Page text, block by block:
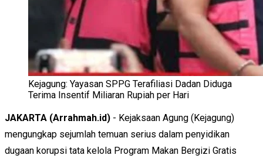
Kejagung: Yayasan SPPG Terafiliasi Dadan Diduga
Terima Insentif Miliaran Rupiah per Hari
JAKARTA (Arrahmah.id) - Kejaksaan Agung (Kejagung)
mengungkap sejumlah temuan serius dalam penyidikan
dugaan korupsi tata kelola Program Makan Bergizi Gratis